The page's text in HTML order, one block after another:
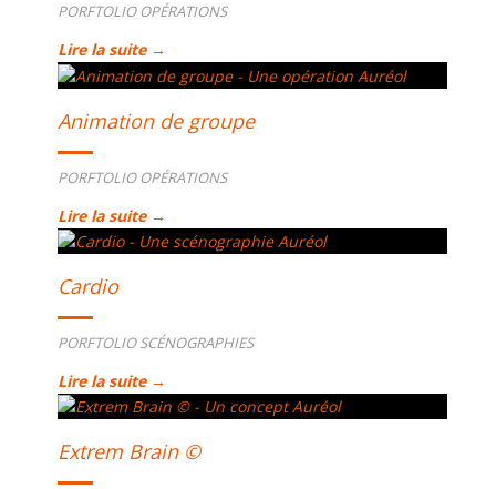
PORFTOLIO OPÉRATIONS
Lire la suite →
Animation de groupe
PORFTOLIO OPÉRATIONS
Lire la suite →
Cardio
PORFTOLIO SCÉNOGRAPHIES
Lire la suite →
Extrem Brain ©